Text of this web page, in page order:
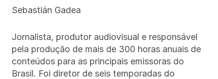
Sebastián Gadea
Jornalista, produtor audiovisual e responsável
pela produção de mais de 300 horas anuais de
conteúdos para as principais emissoras do
Brasil. Foi diretor de seis temporadas do